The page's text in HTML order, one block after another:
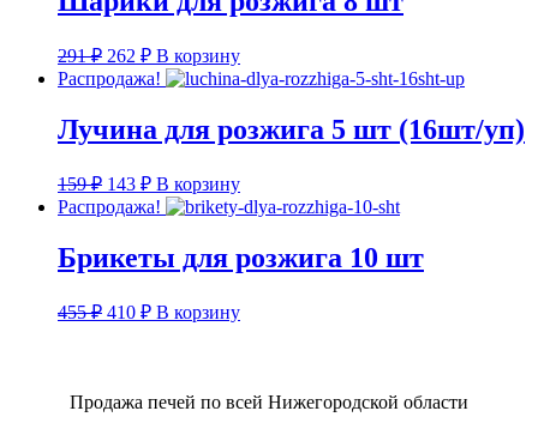
291₽ Первоначальная
цена
составляла
262 ₽Текущая
цена:
В корзину
Распродажа!
Лучина для розжига 5 шт (16шт/уп)
159₽ Первоначальная
цена
составляла
143 ₽Текущая
цена:
В корзину
Распродажа!
Брикеты для розжига 10 шт
455₽ Первоначальная
410 ₽Текущая
цена:
В корзину
Продажа печей по всей Нижегородской области